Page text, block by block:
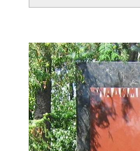
любовная лодка
разбилась в быт.
Я с жизнью в расчете
и не к чему перечень
взаимных болей,
бед
и обид.